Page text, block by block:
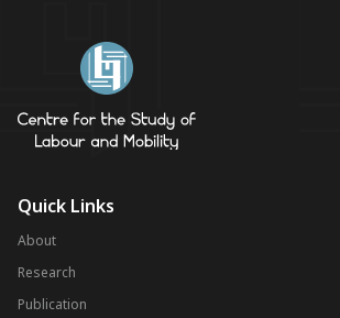
Quick Links
About
Research
Publication